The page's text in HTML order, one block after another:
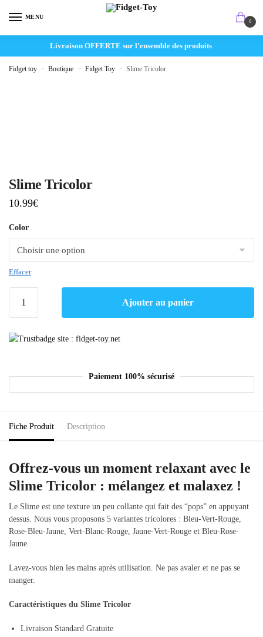
MENU
0
Livraison OFFERTE sur l’ensemble des produits
Fidget toy » Boutique » Fidget Toy » Slime Tricolor
Slime Tricolor
10.99€
Color
Effacer
Ajouter au panier
Paiement 100% sécurisé
Fiche Produit Description
Offrez-vous un moment relaxant avec le
Slime Tricolor : mélangez et malaxez !
Le Slime est une texture un peu collante qui fait des “pops” en appuyant
dessus. Nous vous proposons 5 variantes tricolores : Bleu-Vert-Rouge,
Rose-Bleu-Jaune, Vert-Blanc-Rouge, Jaune-Vert-Rouge et Bleu-Rose-
Jaune.
Lavez-vous bien les mains après utilisation. Ne pas avaler et ne pas se
manger.
Caractéristiques du Slime Tricolor
Livraison Standard Gratuite